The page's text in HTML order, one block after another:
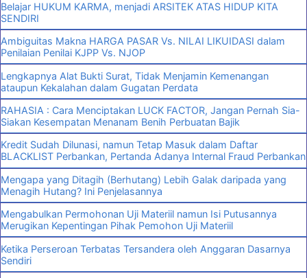
Belajar HUKUM KARMA, menjadi ARSITEK ATAS HIDUP KITA
SENDIRI
Ambiguitas Makna HARGA PASAR Vs. NILAI LIKUIDASI dalam
Penilaian Penilai KJPP Vs. NJOP
Lengkapnya Alat Bukti Surat, Tidak Menjamin Kemenangan
ataupun Kekalahan dalam Gugatan Perdata
RAHASIA : Cara Menciptakan LUCK FACTOR, Jangan Pernah Sia-
Siakan Kesempatan Menanam Benih Perbuatan Bajik
Kredit Sudah Dilunasi, namun Tetap Masuk dalam Daftar
BLACKLIST Perbankan, Pertanda Adanya Internal Fraud Perbankan
Mengapa yang Ditagih (Berhutang) Lebih Galak daripada yang
Menagih Hutang? Ini Penjelasannya
Mengabulkan Permohonan Uji Materiil namun Isi Putusannya
Merugikan Kepentingan Pihak Pemohon Uji Materiil
Ketika Perseroan Terbatas Tersandera oleh Anggaran Dasarnya
Sendiri